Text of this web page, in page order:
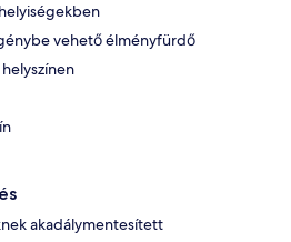
vehető élményfürdő
akadálymentesített